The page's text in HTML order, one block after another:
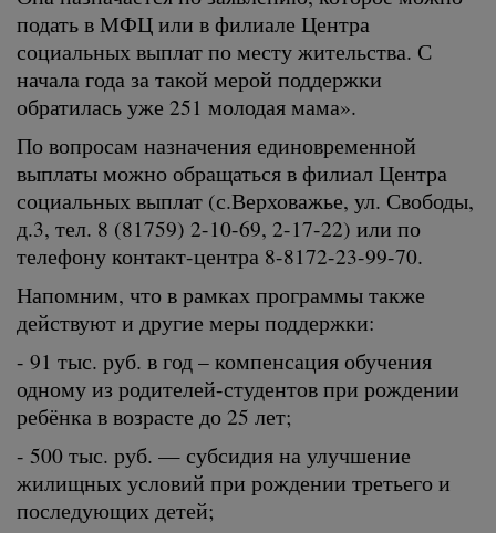
подать в МФЦ или в филиале Центра
социальных выплат по месту жительства. С
начала года за такой мерой поддержки
обратилась уже 251 молодая мама».
По вопросам назначения единовременной
выплаты можно обращаться в филиал Центра
социальных выплат (с.Верховажье, ул. Свободы,
д.3, тел. 8 (81759) 2-10-69, 2-17-22) или по
телефону контакт-центра 8-8172-23-99-70.
Напомним, что в рамках программы также
действуют и другие меры поддержки:
- 91 тыс. руб. в год – компенсация обучения
одному из родителей-студентов при рождении
ребёнка в возрасте до 25 лет;
- 500 тыс. руб. — субсидия на улучшение
жилищных условий при рождении третьего и
последующих детей;